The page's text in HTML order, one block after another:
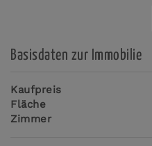
Basisdaten zur Immobilie
Kaufpreis
Fläche
Zimmer